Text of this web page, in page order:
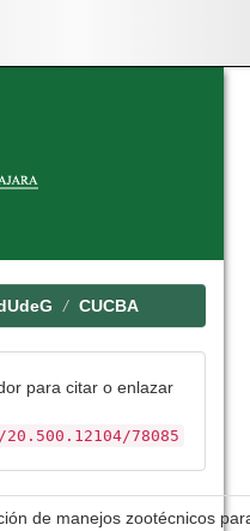
CUCBA
para citar o enlazar
78085
de manejos zootécnicos